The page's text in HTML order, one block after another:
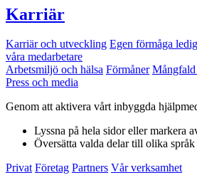
Karriär
Karriär och utveckling Egen förmåga
våra medarbetare
Arbetsmiljö och hälsa Förmåner
Press och media
Genom att aktivera vårt inbyggda
Lyssna på hela sidor eller markera
Översätta valda delar till olika språk
Privat Företag Partners Vår verksamhet